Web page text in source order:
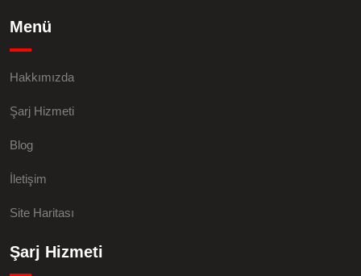
Menü
Hakkımızda
Şarj Hizmeti
Blog
İletişim
Site Haritası
Şarj Hizmeti